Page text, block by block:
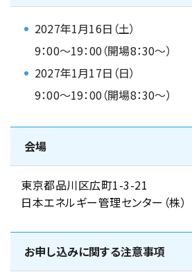
2027年1月16日（土）
9：00～19：00（開場8：30～）
2027年1月17日（日）
9：00～19：00（開場8：30～）
会場
東京都品川区広町1-3-21
日本エネルギー管理センター（株）
お申し込みに関する注意事項